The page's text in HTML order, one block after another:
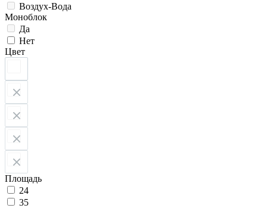
Воздух-Вода
Моноблок
Да
Нет
Цвет
Площадь
24
35